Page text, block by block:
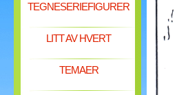
TEGNESERIEFIGURER
LITT AV HVERT
TEMAER